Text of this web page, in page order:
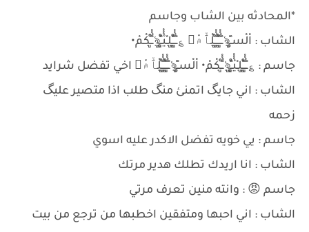
*المحادثه بين الشاب وجاسم
الشاب : اْلْسـْูـْৡـْูـْْْْูํـْـْูـْْْْูํـْﻠْﭑْ۾ْْ ؏ـْูـْْْْูํـْـْูلـْيْْْْูํـْـْูৡـْْْْูํـْكْمْ•
جاسم : ؏ـْูـْْْْูํـْـْูلـْيْْْْูํـْـْูৡـْْْْูํـْكْمْ• اْلْسـْูـْৡـْูـْْْْูํـْـْูـْْْْูํـْﻠْﭑْ۾ْْ اخي تفضل شرايد
الشاب : اني جايگ اتمنئ منگ طلب اذا متصير عليگ
زحمه
جاسم : يي خويه تفضل الاكدر عليه اسوي
الشاب : انا اريدك تطلك هدير مرتك
جاسم 😡 : وانته منين تعرف مرتي
الشاب : اني احبها ومتفقين اخطبها من ترجع من بيت